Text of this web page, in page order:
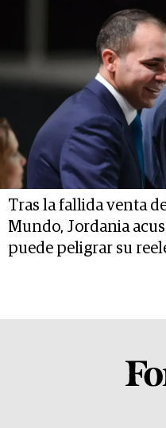
Tras la fallida venta
Mundo, Jordania
puede peligrar su